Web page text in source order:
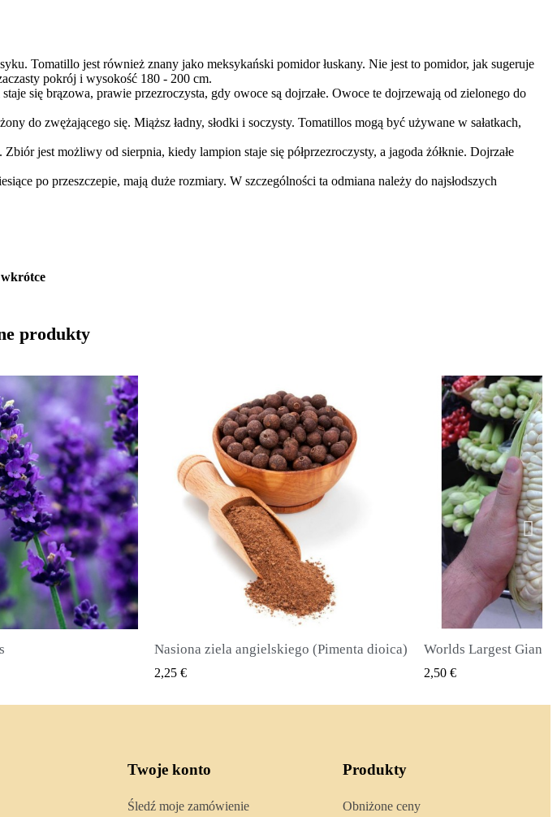
Tomatillo jest również znany jako meksykański pomidor łuskany. Nie jest to pomidor, jak sugeruje
pokrój i wysokość 180 - 200 cm.
się brązowa, prawie przezroczysta, gdy owoce są dojrzałe. Owoce te dojrzewają od zielonego do
do zwężającego się. Miąższ ładny, słodki i soczysty. Tomatillos mogą być używane w sałatkach,
jest możliwy od sierpnia, kiedy lampion staje się półprzezroczysty, a jagoda żółknie. Dojrzałe
po przeszczepie, mają duże rozmiary. W szczególności ta odmiana należy do najsłodszych
produkty
(Pimenta dioica) SZYBKI PODGLĄD Worlds Largest Giant Corn Seeds Cuzco - Cusco
2,50 €
SZYBKI
2,40 €
Twoje konto
Śledź moje zamówienie
Produkty
Obniżone ceny